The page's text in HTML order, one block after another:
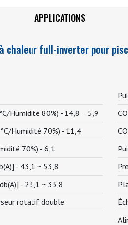
APPLICATIONS
full-inverter pour
Humidité 80%) - 14,8 ~ 5,9
Humidité 70%) - 11,4
70%) - 6,1
- 43,1 ~ 53,8
- 23,1 ~ 33,8
rotatif double